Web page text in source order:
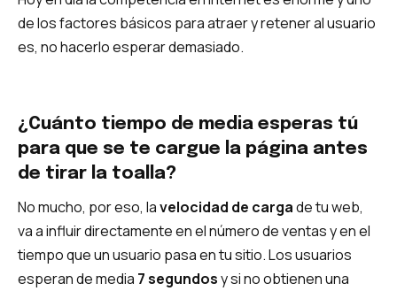
de los factores básicos para atraer y retener al usuario
es, no hacerlo esperar demasiado.
¿Cuánto tiempo de media esperas tú
para que se te cargue la página antes
de tirar la toalla?
No mucho, por eso, lavelocidad de cargade tu web,
va a influir directamente en el número de ventas y en el
tiempo que un usuario pasa en tu sitio. Los usuarios
esperan de media 7 segundosy si no obtienen una